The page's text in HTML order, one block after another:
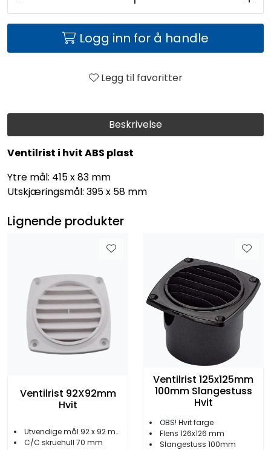
Beskrivelse
Ventilrist i hvit ABS plast
Ytre mål: 415 x 83 mm
Utskjæringsmål: 395 x 58 mm
Logg inn for å handle
Legg til favoritter
Lignende produkter
Ventilrist 92X92mm
Hvit
Utvendige mål 92 x 92 mm
C/C skruehull 70 mm
Ventilrist 125x125mm
100mm Slangestuss
Hvit
OBS! Hvit farge
Flens 126x126 mm
Slangestuss 100mm